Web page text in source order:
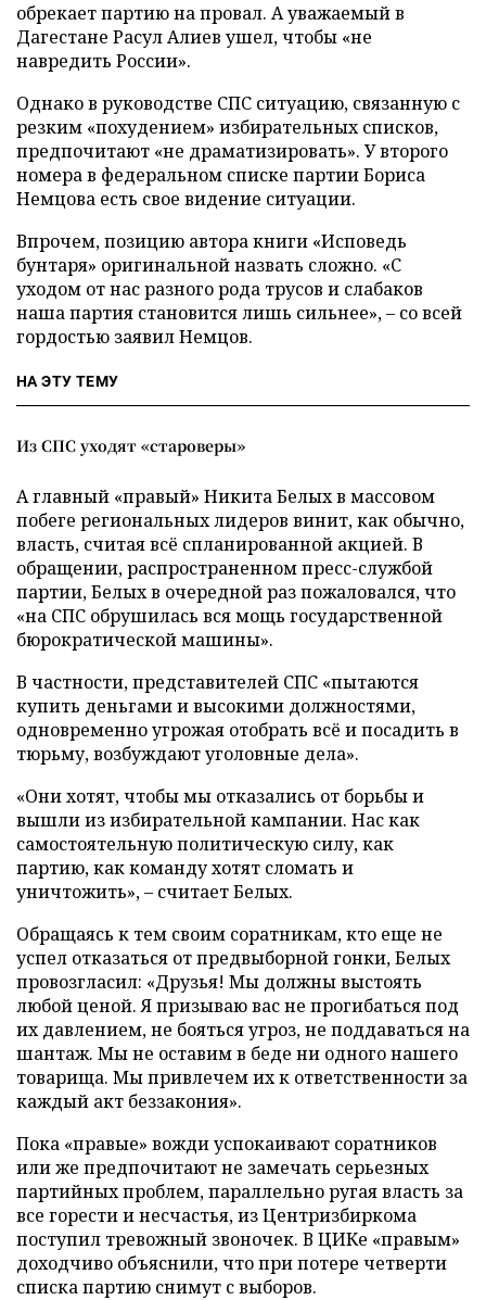
обрекает партию на провал. А уважаемый в
Дагестане Расул Алиев ушел, чтобы «не
навредить России».
Однако в руководстве СПС ситуацию, связанную с
резким «похудением» избирательных списков,
предпочитают «не драматизировать». У второго
номера в федеральном списке партии Бориса
Немцова есть свое видение ситуации.
Впрочем, позицию автора книги «Исповедь
бунтаря» оригинальной назвать сложно. «С
уходом от нас разного рода трусов и слабаков
наша партия становится лишь сильнее», – со всей
гордостью заявил Немцов.
НА ЭТУ ТЕМУ
Из СПС уходят «староверы»
А главный «правый» Никита Белых в массовом
побеге региональных лидеров винит, как обычно,
власть, считая всё спланированной акцией. В
обращении, распространенном пресс-службой
партии, Белых в очередной раз пожаловался, что
«на СПС обрушилась вся мощь государственной
бюрократической машины».
В частности, представителей СПС «пытаются
купить деньгами и высокими должностями,
одновременно угрожая отобрать всё и посадить в
тюрьму, возбуждают уголовные дела».
«Они хотят, чтобы мы отказались от борьбы и
вышли из избирательной кампании. Нас как
самостоятельную политическую силу, как
партию, как команду хотят сломать и
уничтожить», – считает Белых.
Обращаясь к тем своим соратникам, кто еще не
успел отказаться от предвыборной гонки, Белых
провозгласил: «Друзья! Мы должны выстоять
любой ценой. Я призываю вас не прогибаться под
их давлением, не бояться угроз, не поддаваться на
шантаж. Мы не оставим в беде ни одного нашего
товарища. Мы привлечем их к ответственности за
каждый акт беззакония».
Пока «правые» вожди успокаивают соратников
или же предпочитают не замечать серьезных
партийных проблем, параллельно ругая власть за
все горести и несчастья, из Центризбиркома
поступил тревожный звоночек. В ЦИКе «правым»
доходчиво объяснили, что при потере четверти
списка партию снимут с выборов.